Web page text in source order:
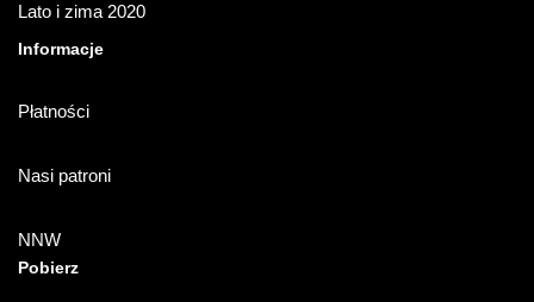
Lato i zima 2020
Informacje
Płatności
Nasi patroni
NNW
Pobierz